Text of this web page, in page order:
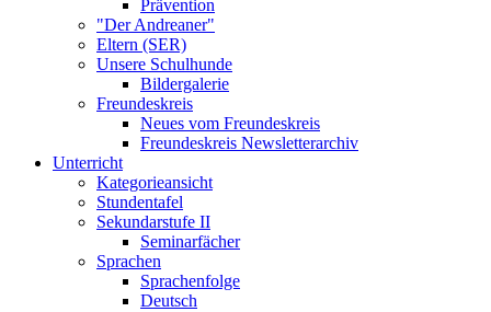
Prävention
"Der Andreaner"
Eltern (SER)
Unsere Schulhunde
Bildergalerie
Freundeskreis
Neues vom Freundeskreis
Freundeskreis Newsletterarchiv
Unterricht
Kategorieansicht
Stundentafel
Sekundarstufe II
Seminarfächer
Sprachen
Sprachenfolge
Deutsch